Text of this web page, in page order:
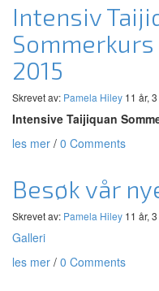
Intensiv
Sommerkurs
2015
Skrevet av: Pamela Hiley 11 år,
Intensive Taijiquan
les mer / 0 Comments
Besøk vår
Skrevet av: Pamela Hiley 11 år,
Galleri
les mer / 0 Comments